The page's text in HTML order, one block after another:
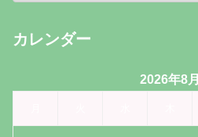
カレンダー
2026年8月